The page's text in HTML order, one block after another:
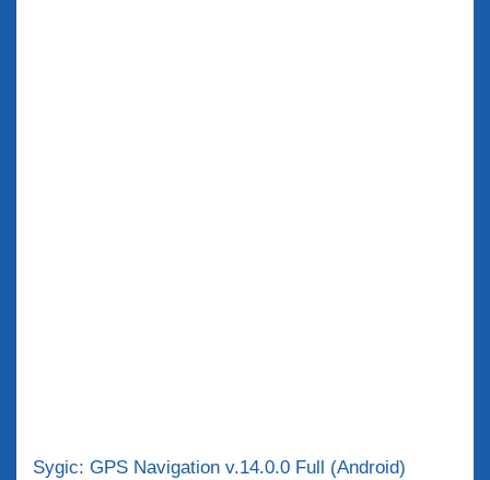
Sygic: GPS Navigation v.14.0.0 Full (Android)